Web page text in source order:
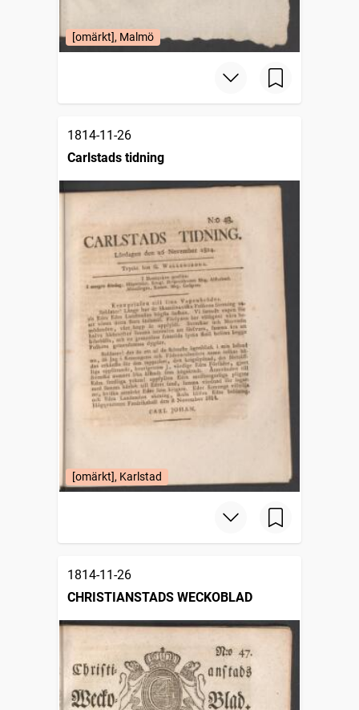
[omärkt], Malmö
1814-11-26
Carlstads tidning
[omärkt], Karlstad
1814-11-26
CHRISTIANSTADS WECKOBLAD